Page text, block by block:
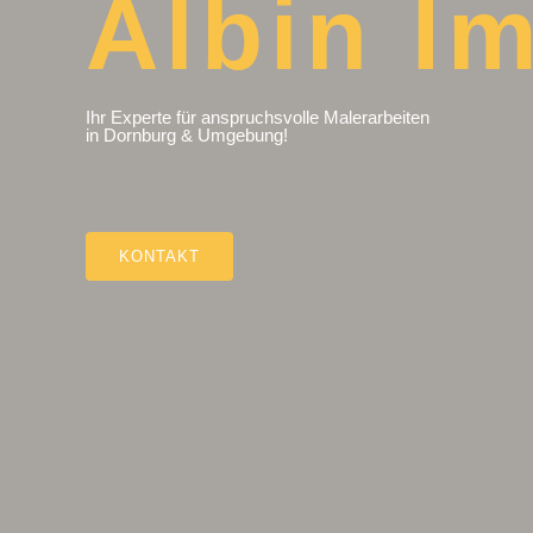
Albin
Ihr Experte für anspruchsvolle Malerarbeiten
in Dornburg & Umgebung!
KONTAKT